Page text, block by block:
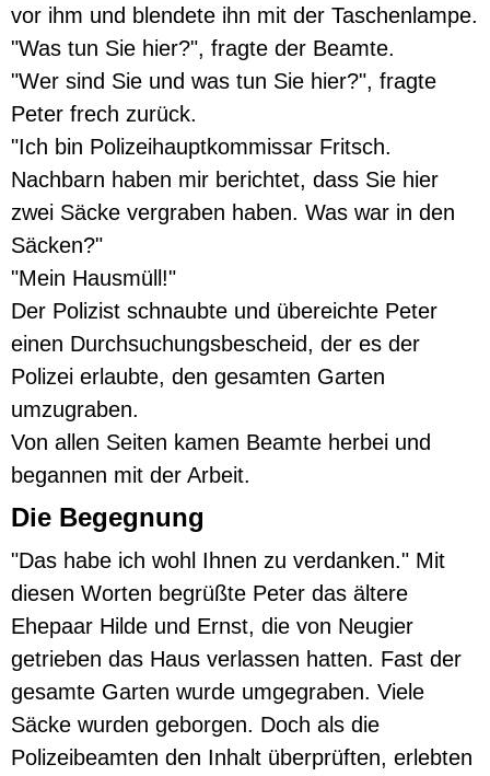
vor ihm und blendete ihn mit der Taschenlampe.
"Was tun Sie hier?", fragte der Beamte.
"Wer sind Sie und was tun Sie hier?", fragte
Peter frech zurück.
"Ich bin Polizeihauptkommissar Fritsch.
Nachbarn haben mir berichtet, dass Sie hier
zwei Säcke vergraben haben. Was war in den
Säcken?"
"Mein Hausmüll!"
Der Polizist schnaubte und übereichte Peter
einen Durchsuchungsbescheid, der es der
Polizei erlaubte, den gesamten Garten
umzugraben.
Von allen Seiten kamen Beamte herbei und
begannen mit der Arbeit.
Die Begegnung
"Das habe ich wohl Ihnen zu verdanken." Mit
diesen Worten begrüßte Peter das ältere
Ehepaar Hilde und Ernst, die von Neugier
getrieben das Haus verlassen hatten. Fast der
gesamte Garten wurde umgegraben. Viele
Säcke wurden geborgen. Doch als die
Polizeibeamten den Inhalt überprüften, erlebten